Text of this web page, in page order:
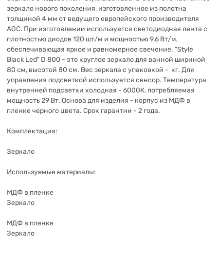
зеркало нового поколения, изготовленное из полотна
толщиной 4 мм от ведущего европейского производителя
AGC. При изготовлении используется светодиодная лента с
плотностью диодов 120 шт/м и мощностью 9,6 Вт/м,
обеспечивающая яркое и равномерное свечение. "Style
Black Led" D 800 - это круглое зеркало для ванной шириной
80 см, высотой 80 см. Вес зеркала с упаковкой - кг. Для
управления подсветкой используется cенсор. Температура
внутренней подсветки холодная - 6000К, потребляемая
мощность 29 Вт. Основа для изделия - корпус из МДФ в
пленке черного цвета. Срок гарантии - 2 года.
Комплектация:
Зеркало
Используемые материалы:
МДФ в пленке
Зеркало
МДФ в пленке
Зеркало